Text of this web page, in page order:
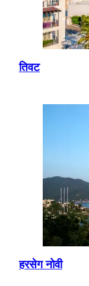
तिवट
हरसेग नोवी